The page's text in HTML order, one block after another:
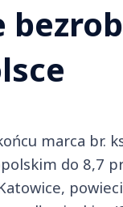
marca br.
do 8,7